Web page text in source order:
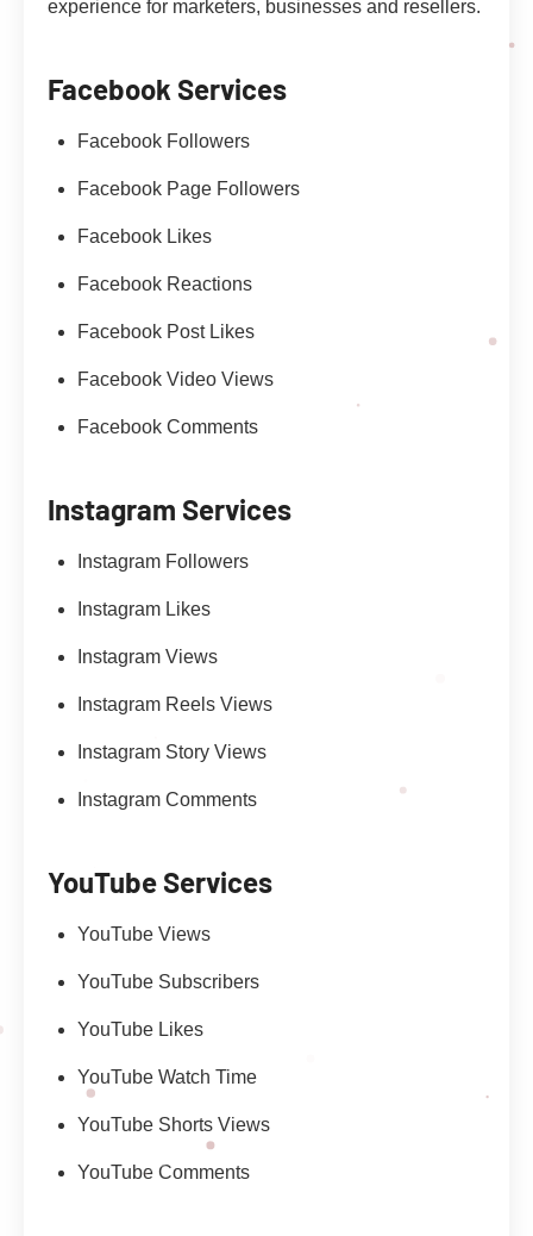
experience for marketers, businesses and resellers.
Facebook Services
Facebook Followers
Facebook Page Followers
Facebook Likes
Facebook Reactions
Facebook Post Likes
Facebook Video Views
Facebook Comments
Instagram Services
Instagram Followers
Instagram Likes
Instagram Views
Instagram Reels Views
Instagram Story Views
Instagram Comments
YouTube Services
YouTube Views
YouTube Subscribers
YouTube Likes
YouTube Watch Time
YouTube Shorts Views
YouTube Comments